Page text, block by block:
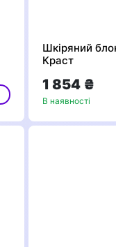
Шкіряний
Краст
1 854 ₴
В наявності